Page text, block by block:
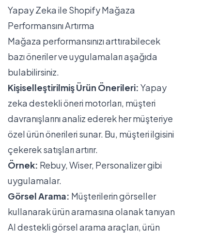
Yapay Zeka ile Shopify Mağaza
Performansını Artırma
Mağaza performansınızı arttırabilecek
bazı öneriler ve uygulamaları aşağıda
bulabilirsiniz.
Kişiselleştirilmiş Ürün Önerileri: Yapay
zeka destekli öneri motorları, müşteri
davranışlarını analiz ederek her müşteriye
özel ürün önerileri sunar. Bu, müşteri ilgisini
çekerek satışları artırır.
Örnek: Rebuy, Wiser, Personalizer gibi
uygulamalar.
Görsel Arama: Müşterilerin görseller
kullanarak ürün aramasına olanak tanıyan
AI destekli görsel arama araçları, ürün